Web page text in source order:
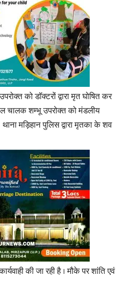
को डॉक्टरों द्वारा मृत घोषित कर
चालक शम्भू उपरोक्त को मंडलीय
मड़िहान पुलिस द्वारा मृतका के शव
की जा रही है । मौके पर शांति एवं